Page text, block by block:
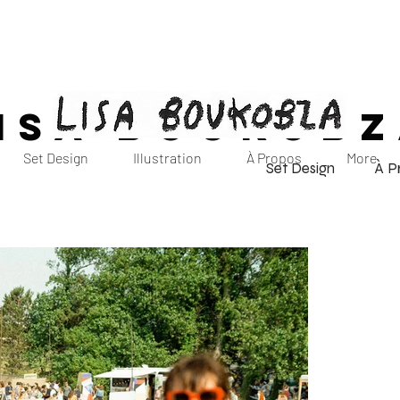
Set Design À
Set Design Illustration À Propos More